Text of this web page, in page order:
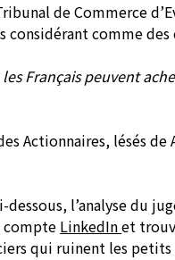
de Commerce
considérant comme
Français peuvent
Actionnaires, lésés
l’analyse du
compte LinkedInet
qui ruinent les petits